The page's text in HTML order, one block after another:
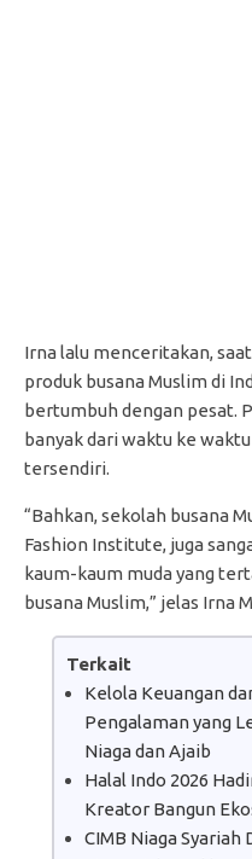
Irna lalu menceritakan,
produk busana Muslim di
bertumbuh dengan pesat.
banyak dari waktu ke
tersendiri.
“Bahkan, sekolah busana
Fashion Institute, juga
kaum-kaum muda yang
busana Muslim,” jelas Irna
Terkait
Kelola Keuangan
Pengalaman yang
Niaga dan Ajaib
Halal Indo 2026
Kreator Bangun
CIMB Niaga